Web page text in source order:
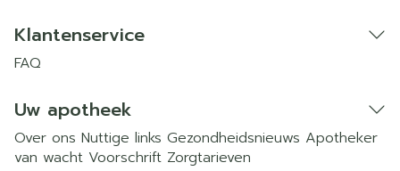
Klantenservice
FAQ
Uw apotheek
Over ons Nuttige links Gezondheidsnieuws Apotheker
van wacht Voorschrift Zorgtarieven